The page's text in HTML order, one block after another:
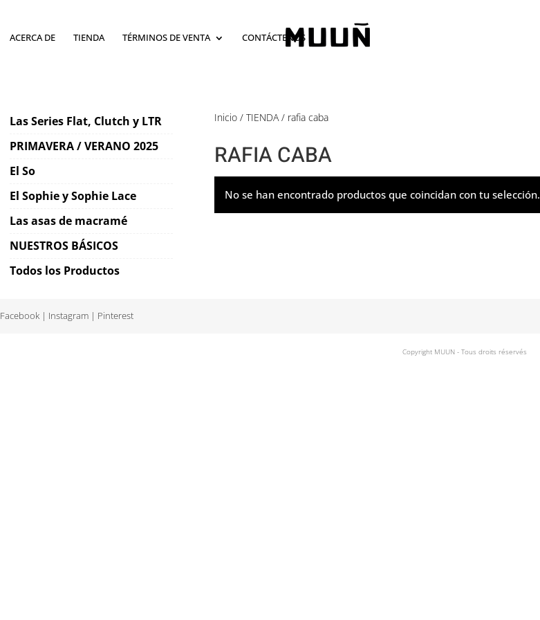
ACERCA DE TIENDA TÉRMINOS DE VENTA CONTÁCTENOS
Las Series Flat, Clutch y LTR
PRIMAVERA / VERANO 2025
El So
El Sophie y Sophie Lace
Las asas de macramé
NUESTROS BÁSICOS
Todos los Productos
Inicio / TIENDA/ rafia caba
RAFIA CABA
No se han encontrado productos que coincidan con tu selección.
Facebook | Instagram | Pinterest
Copyright MUUN - Tous droits réservés